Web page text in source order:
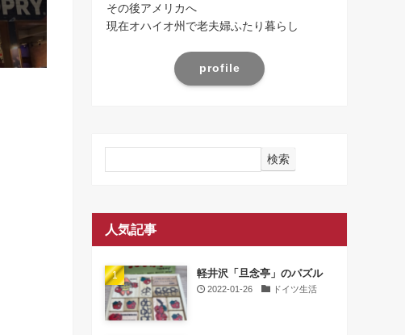
その後アメリカへ
現在オハイオ州で老夫婦ふたり暮らし
profile
検索
人気記事
軽井沢「旦念亭」のパズル
2022-01-26 ドイツ生活